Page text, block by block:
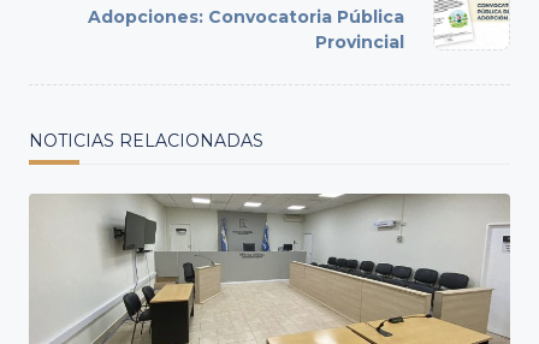
reader-Adopciones: Convocatoria Pública
Provincial
NOTICIAS RELACIONADAS